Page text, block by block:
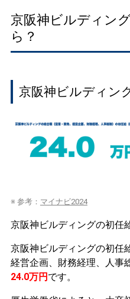
京阪神ビルディン
ら？
京阪神ビルディン
※ 参考： マイナビ2024
京阪神ビルディングの初任
京阪神ビルディングの初任
経営企画、財務経理、人事
24.0万円 です。